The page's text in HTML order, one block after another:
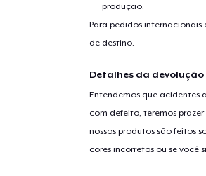
produção.
Para pedidos internacionais
de destino.
Detalhes da devolução
Entendemos que acidentes
com defeito, teremos
nossos produtos são feitos
cores incorretos ou se você